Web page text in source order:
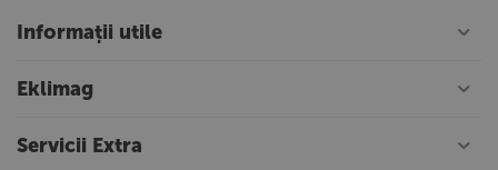
Informații utile
Eklimag
Servicii Extra